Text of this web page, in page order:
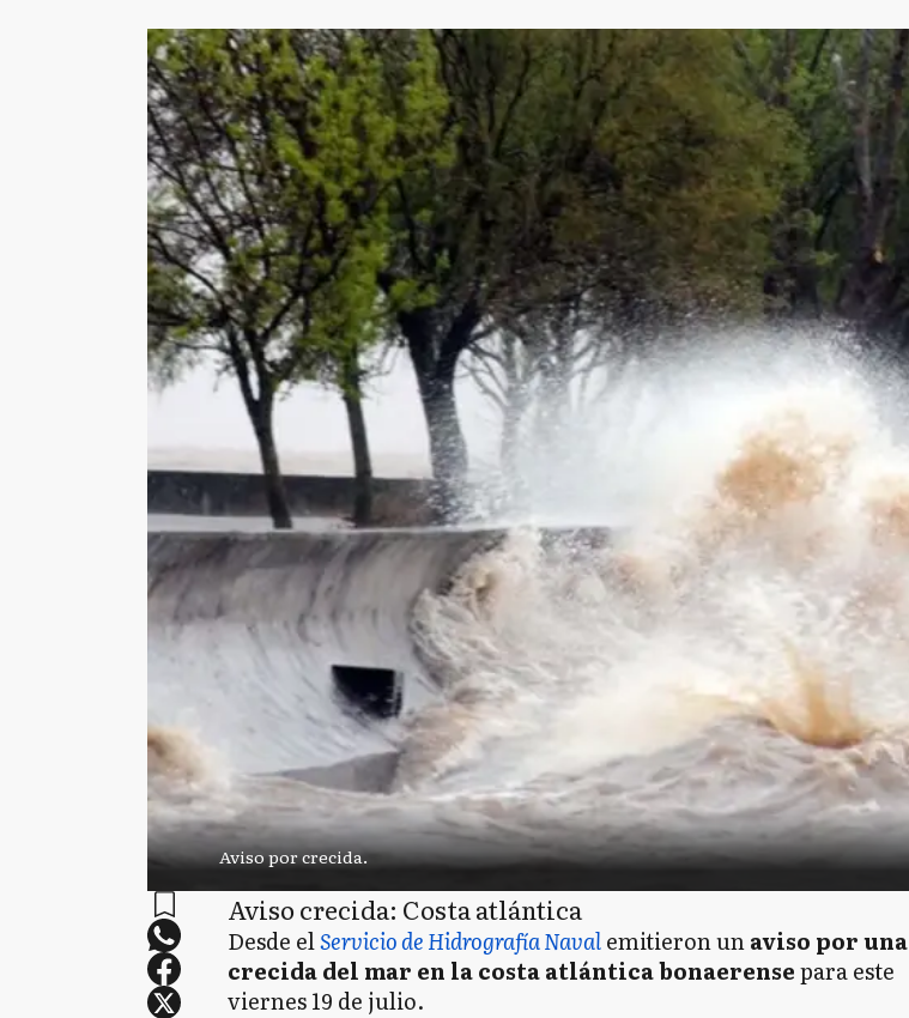
Aviso por crecida.
Aviso crecida: Costa atlántica
Desde elServicio de Hidrografía Navalemitieron unaviso por una
crecida del mar en la costa atlántica bonaerensepara este
viernes 19 de julio.